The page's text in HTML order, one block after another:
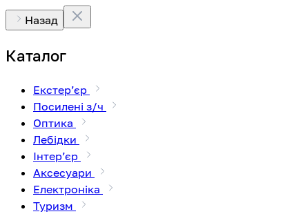
Назад
Каталог
Екстерʼєр
Посилені з/ч
Оптика
Лебідки
Інтерʼєр
Аксесуари
Електроніка
Туризм